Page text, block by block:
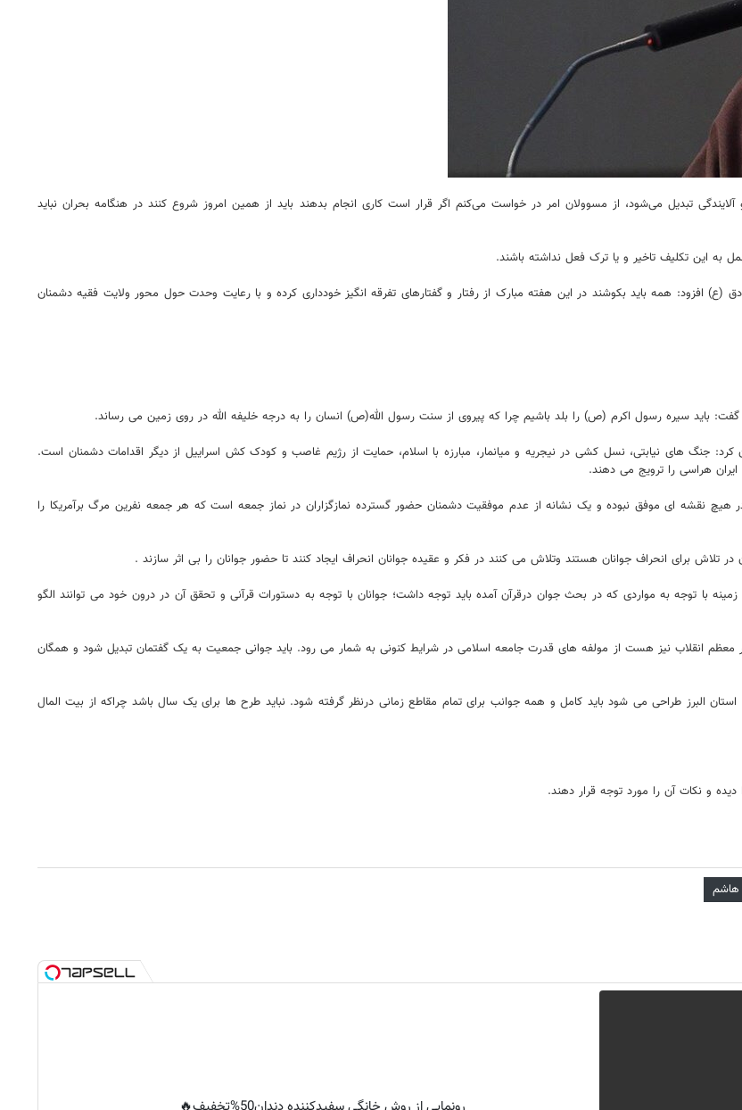
تبدیل می‌شود، از مسوولان امر در خواست می‌کنم اگر قرار است کاری انجام بدهند باید از همین امروز شروع کنند در هنگامه بحران نباید
به این تکلیف تاخیر و یا ترک فعل نداشته باشند.
افزود: همه باید بکوشند در این هفته مبارک از رفتار و گفتارهای تفرقه انگیز خودداری کرده و با رعایت وحدت حول محور ولایت فقیه دشمنان
باید سیره رسول اکرم (ص) را بلد باشیم چرا که پیروی از سنت رسول الله(ص) انسان را به درجه خلیفه الله در روی زمین می رساند.
جنگ های نیابتی، نسل کشی در نیجریه و میانمار، مبارزه با اسلام، حمایت از رژیم غاصب و کودک کش اسراییل از دیگر اقدامات دشمنان است.
هراسی را ترویج می دهند.
هیچ نقشه ای موفق نبوده و یک نشانه از عدم موفقیت دشمنان حضور گسترده نمازگزاران در نماز جمعه است که هر جمعه نفرین مرگ برآمریکا را
تلاش برای انحراف جوانان هستند وتلاش می کنند در فکر و عقیده جوانان انحراف ایجاد کنند تا حضور جوانان را بی اثر سازند .
با توجه به مواردی که در بحث جوان درقرآن آمده باید توجه داشت؛ جوانان با توجه به دستورات قرآنی و تحقق آن در درون خود می توانند الگو
انقلاب نیز هست از مولفه های قدرت جامعه اسلامی در شرایط کنونی به شمار می رود. باید جوانی جمعیت به یک گفتمان تبدیل شود و همگان
البرز طراحی می شود باید کامل و همه جوانب برای تمام مقاطع زمانی درنظر گرفته شود. نباید طرح ها برای یک سال باشد چراکه از بیت المال
و نکات آن را مورد توجه قرار دهند.
هاشم